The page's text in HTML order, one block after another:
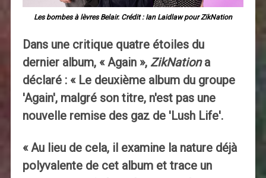
Les bombes à lèvres Belair. Crédit : Ian Laidlaw pour ZikNation
Dans une critique quatre étoiles du
dernier album, « Again », ZikNationa
déclaré : « Le deuxième album du groupe
'Again', malgré son titre, n'est pas une
nouvelle remise des gaz de 'Lush Life'.
« Au lieu de cela, il examine la nature déjà
polyvalente de cet album et trace un